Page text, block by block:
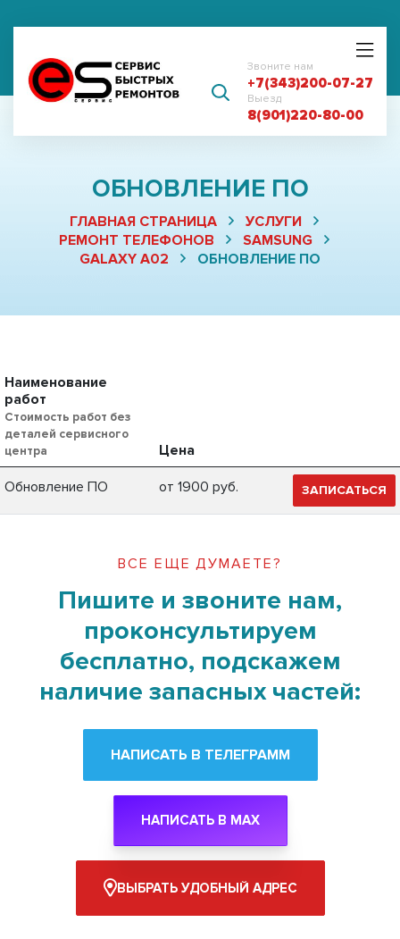
Звоните нам
+7(343)200-07-27
Выезд
8(901)220-80-00
ОБНОВЛЕНИЕ ПО
ГЛАВНАЯ СТРАНИЦА
УСЛУГИ
РЕМОНТ ТЕЛЕФОНОВ
SAMSUNG
GALAXY A02
ОБНОВЛЕНИЕ ПО
Наименование
работ
Стоимость работ без
деталей сервисного
центра
Цена
Обновление ПО от 1900 руб. ЗАПИСАТЬСЯ
ВСЕ ЕЩЕ ДУМАЕТЕ?
Пишите и звоните нам,
проконсультируем
бесплатно, подскажем
наличие запасных частей:
НАПИСАТЬ В ТЕЛЕГРАММ
НАПИСАТЬ В MAX
ВЫБРАТЬ УДОБНЫЙ АДРЕС